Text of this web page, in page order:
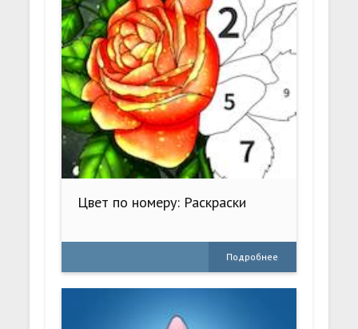
Цвет по номеру: Раскраски
Подробнее